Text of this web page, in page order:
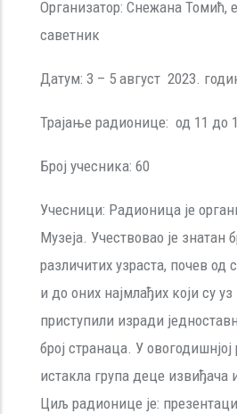
Организатор: Снежана Томић,
саветник
Датум: 3 – 5 август 2023.
Трајање радионице: од 11 до
Број учесника: 60
Учесници: Радионица је
Музеја. Учествовао је знатан
различитих узраста, почев од
и до оних најмлађих који су
приступили изради
број странаца. У
истакла група деце извиђача
Циљ радионице је: